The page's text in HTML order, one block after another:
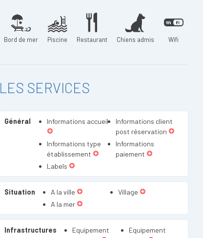
Bord de mer Piscine Restaurant Chiens admis Wifi
LES SERVICES
Général Informations accueil
Informations client
post réservation
Informations type
établissement
Informations
paiement
Labels
Situation A la ville
Village
A la mer
Infrastructures
Equipement
Equipement